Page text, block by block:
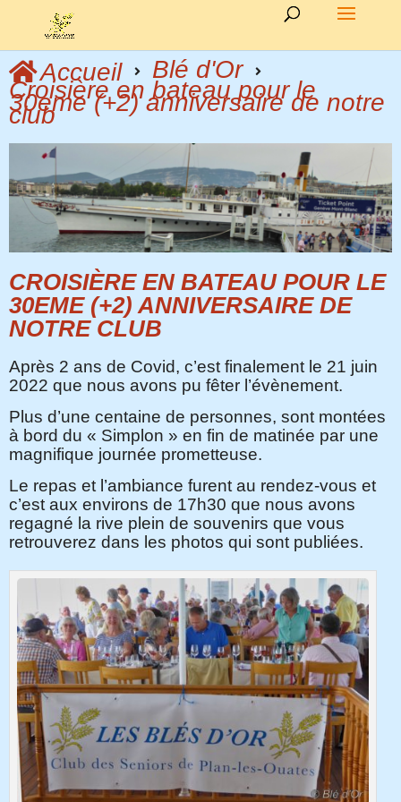
Accueil Blé d'Or
Croisière en bateau pour le
30eme (+2) anniversaire de notre
club
CROISIÈRE EN BATEAU POUR LE
30EME (+2) ANNIVERSAIRE DE
NOTRE CLUB
Après 2 ans de Covid, c’est finalement le 21 juin
2022 que nous avons pu fêter l’évènement.
Plus d’une centaine de personnes, sont montées
à bord du « Simplon » en fin de matinée par une
magnifique journée prometteuse.
Le repas et l’ambiance furent au rendez-vous et
c’est aux environs de 17h30 que nous avons
regagné la rive plein de souvenirs que vous
retrouverez dans les photos qui sont publiées.